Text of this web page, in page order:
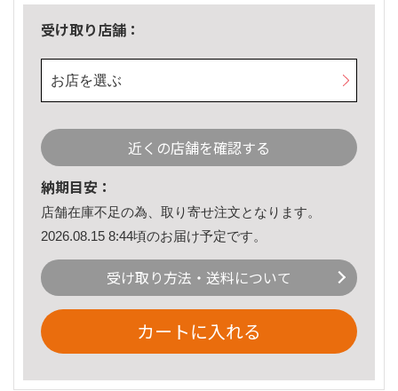
受け取り店舗：
お店を選ぶ
近くの店舗を確認する
納期目安：
店舗在庫不足の為、取り寄せ注文となります。
2026.08.15 8:44頃のお届け予定です。
受け取り方法・送料について
カートに入れる